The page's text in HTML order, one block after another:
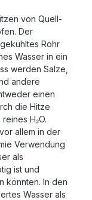
von Quell-
Der
Rohr
Wasser in ein
werden Salze,
andere
einen
die Hitze
H₂O.
allem in der
Verwendung
als
ist und
könnten. In den
Wasser als